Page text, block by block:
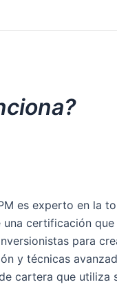
es experto en la
certificación que
para
y técnicas
cartera que utiliza